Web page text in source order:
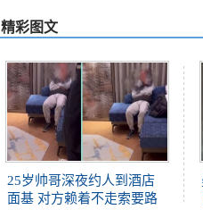
精彩图文
25岁帅哥深夜约人到酒店
面基 对方赖着不走索要路